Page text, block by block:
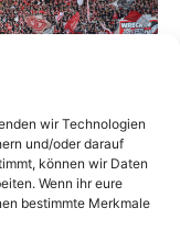
wir Technologien
und/oder darauf
können wir Daten
Wenn ihr eure
bestimmte Merkmale